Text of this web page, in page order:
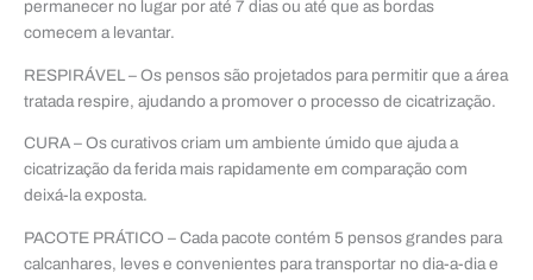
permanecer no lugar por até 7 dias ou até que as bordas
comecem a levantar.
RESPIRÁVEL – Os pensos são projetados para permitir que a área
tratada respire, ajudando a promover o processo de cicatrização.
CURA – Os curativos criam um ambiente úmido que ajuda a
cicatrização da ferida mais rapidamente em comparação com
deixá-la exposta.
PACOTE PRÁTICO – Cada pacote contém 5 pensos grandes para
calcanhares, leves e convenientes para transportar no dia-a-dia e